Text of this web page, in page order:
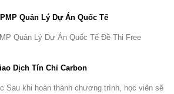
Quản Lý Dự Án Quốc Tế
Quản Lý Dự Án Quốc Tế Đề Thi Free
Dịch Tín Chỉ Carbon
Sau khi hoàn thành chương trình, học viên sẽ